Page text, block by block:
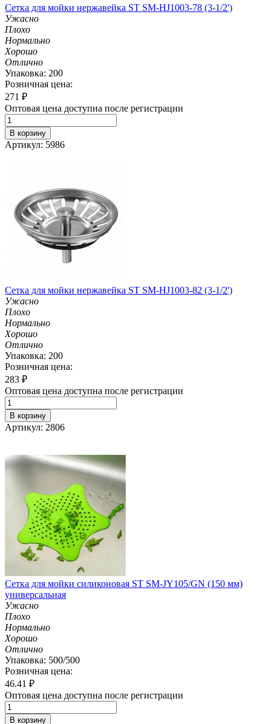
Сетка для мойки нержавейка ST SM-HJ1003-78 (3-1/2')
Ужасно
Плохо
Нормально
Хорошо
Отлично
Упаковка: 200
Розничная цена:
271 ₽
Оптовая цена доступна после регистрации
В корзину
Артикул: 5986
Сетка для мойки нержавейка ST SM-HJ1003-82 (3-1/2')
Ужасно
Плохо
Нормально
Хорошо
Отлично
Упаковка: 200
Розничная цена:
283 ₽
Оптовая цена доступна после регистрации
В корзину
Артикул: 2806
Сетка для мойки силиконовая ST SM-JY105/GN (150 мм)
универсальная
Ужасно
Плохо
Нормально
Хорошо
Отлично
Упаковка: 500/500
Розничная цена:
46.41 ₽
Оптовая цена доступна после регистрации
В корзину